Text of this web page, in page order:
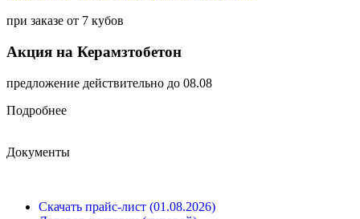
при заказе от 7 кубов
Акция на Керамзтобетон
предложение действительно до 08.08
Подробнее
Документы
Скачать прайс-лист (01.08.2026)